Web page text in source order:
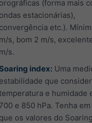
orográficas (forma mais
ondas estacionárias),
convergência etc.).
m/s, bom 2 m/s,
m/s.
Soaring index: Uma
estabilidade que
e humidade
700 e 850 hPa. Tenha
que os valores do